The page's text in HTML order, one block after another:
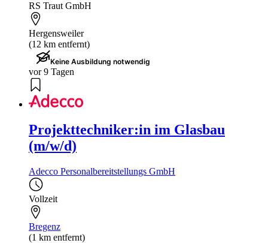
RS Traut GmbH
Hergensweiler
(12 km entfernt)
Keine Ausbildung notwendig
vor 9 Tagen
Projekttechniker:in im Glasbau
(m/w/d)
Adecco Personalbereitstellungs GmbH
Vollzeit
Bregenz
(1 km entfernt)